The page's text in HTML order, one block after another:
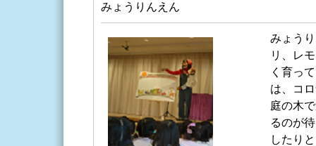
みょうりんえん
みょう
リ、レ
く育っ
は、コ
庭の木
るのが
したり